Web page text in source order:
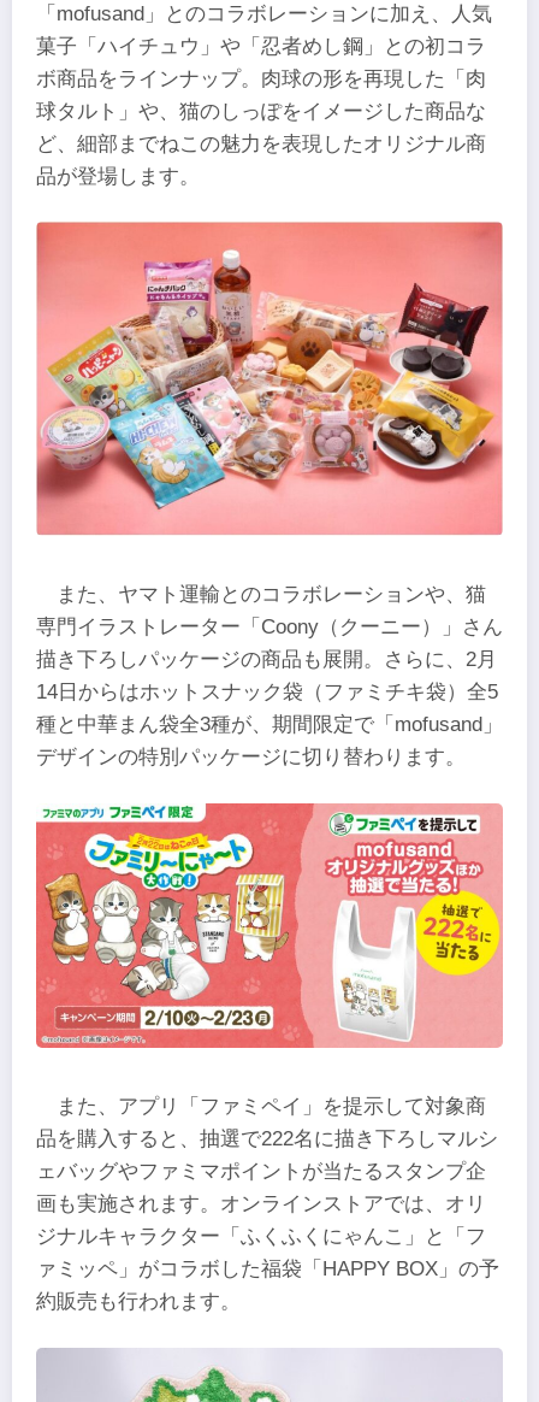
「mofusand」とのコラボレーションに加え、人気
菓子「ハイチュウ」や「忍者めし鋼」との初コラ
ボ商品をラインナップ。肉球の形を再現した「肉
球タルト」や、猫のしっぽをイメージした商品な
ど、細部までねこの魅力を表現したオリジナル商
品が登場します。
また、ヤマト運輸とのコラボレーションや、猫
専門イラストレーター「Coony（クーニー）」さん
描き下ろしパッケージの商品も展開。さらに、2月
14日からはホットスナック袋（ファミチキ袋）全5
種と中華まん袋全3種が、期間限定で「mofusand」
デザインの特別パッケージに切り替わります。
また、アプリ「ファミペイ」を提示して対象商
品を購入すると、抽選で222名に描き下ろしマルシ
ェバッグやファミマポイントが当たるスタンプ企
画も実施されます。オンラインストアでは、オリ
ジナルキャラクター「ふくふくにゃんこ」と「フ
ァミッペ」がコラボした福袋「HAPPY BOX」の予
約販売も行われます。